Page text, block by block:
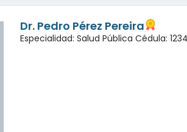
Dr. Pedro Pérez Pereira
Especialidad: Salud Pública Cédula: